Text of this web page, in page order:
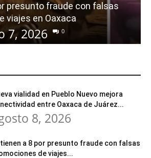
presunto fraude con falsas
viajes en Oaxaca
7, 2026 0
vialidad en Pueblo Nuevo mejora
entre Oaxaca de Juárez...
8, 2026
a 8 por presunto fraude con falsas
de viajes...